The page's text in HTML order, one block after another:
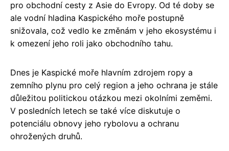
pro obchodní cesty z Asie do Evropy. Od té doby se
ale vodní hladina Kaspického moře postupně
snižovala, což vedlo ke změnám v jeho ekosystému i
k omezení jeho roli jako obchodního tahu.
Dnes je Kaspické moře hlavním zdrojem ropy a
zemního plynu pro celý region a jeho ochrana je stále
důležitou politickou otázkou mezi okolními zeměmi.
V posledních letech se také více diskutuje o
potenciálu obnovy jeho rybolovu a ochranu
ohrožených druhů.